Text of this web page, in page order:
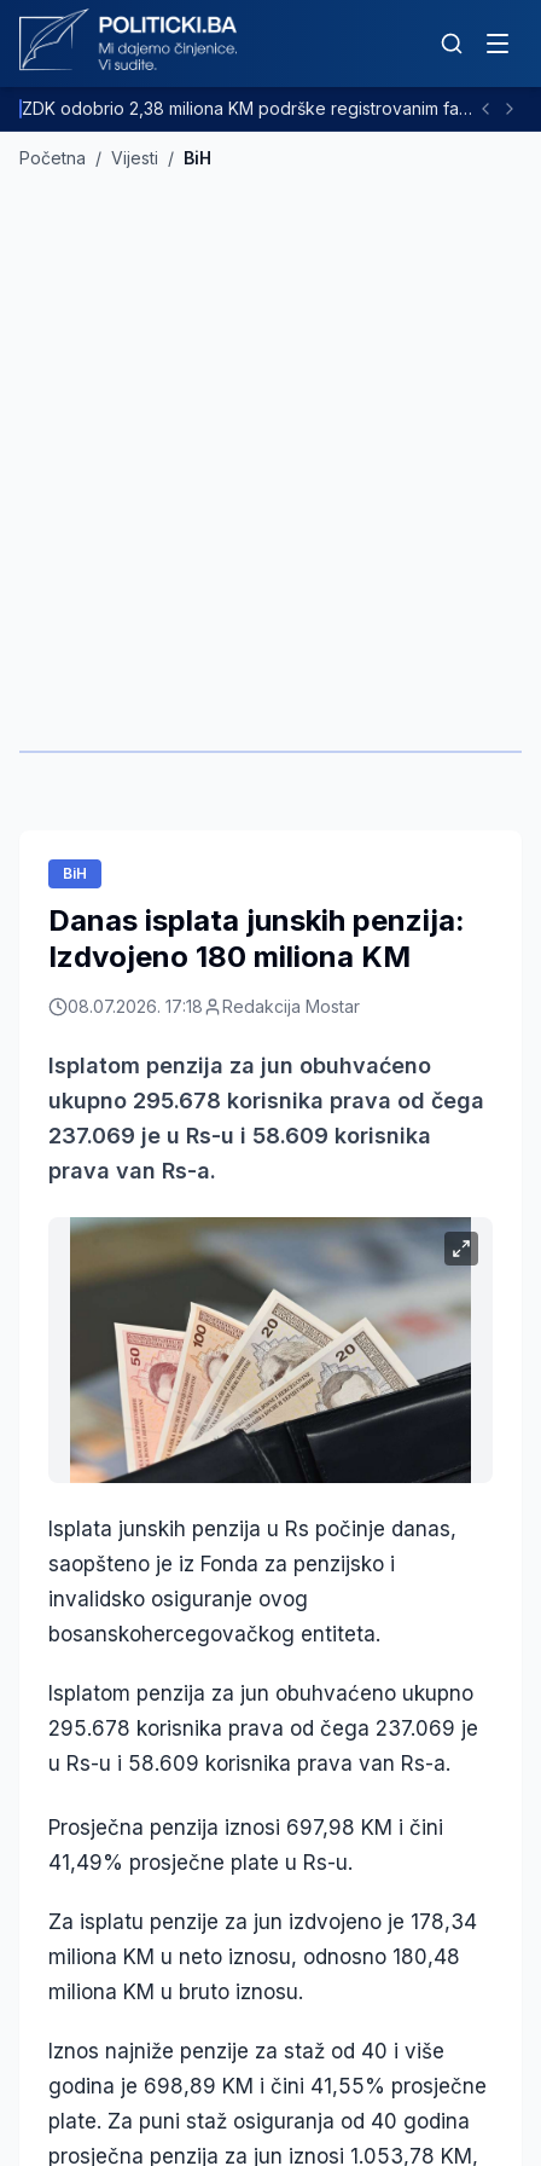
ZDK odobrio 2,38 miliona KM podrške registrovanim farmama goveda
Početna / Vijesti / BiH
BiH
Danas isplata junskih penzija:
Izdvojeno 180 miliona KM
08.07.2026. 17:18 Redakcija Mostar
Isplatom penzija za jun obuhvaćeno
ukupno 295.678 korisnika prava od čega
237.069 je u Rs-u i 58.609 korisnika
prava van Rs-a.
Isplata junskih penzija u Rs počinje danas,
saopšteno je iz Fonda za penzijsko i
invalidsko osiguranje ovog
bosanskohercegovačkog entiteta.
Isplatom penzija za jun obuhvaćeno ukupno
295.678 korisnika prava od čega 237.069 je
u Rs-u i 58.609 korisnika prava van Rs-a.
Prosječna penzija iznosi 697,98 KM i čini
41,49% prosječne plate u Rs-u.
Za isplatu penzije za jun izdvojeno je 178,34
miliona KM u neto iznosu, odnosno 180,48
miliona KM u bruto iznosu.
Iznos najniže penzije za staž od 40 i više
godina je 698,89 KM i čini 41,55% prosječne
plate. Za puni staž osiguranja od 40 godina
prosječna penzija za jun iznosi 1.053,78 KM,